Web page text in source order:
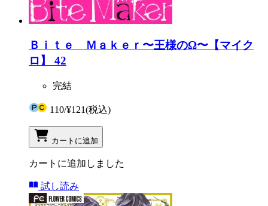
Ｂｉｔｅ Ｍａｋｅｒ〜王様のΩ〜【マイク
ロ】 42
完結
110/¥121(税込)
カートに追加
カートに追加しました
試し読み